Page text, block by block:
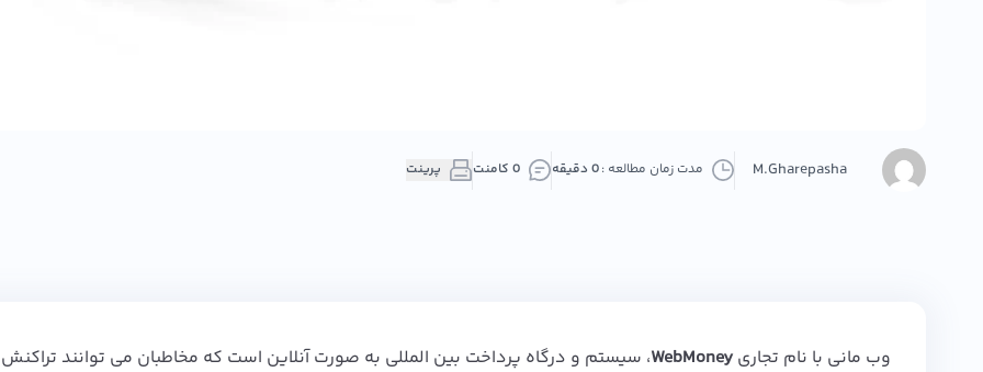
M.Gharepasha مدت زمان مطالعه :0 دقیقه 0 کامنت پرینت
وب مانی با نام تجاری WebMoney، سیستم و درگاه پرداخت بین المللی به صورت آنلاین است که مخاطبان می توانند